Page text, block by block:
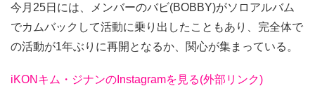
今月25日には、メンバーのバビ(BOBBY)がソロアルバム
でカムバックして活動に乗り出したこともあり、完全体で
の活動が1年ぶりに再開となるか、関心が集まっている。
iKONキム・ジナンのInstagramを見る(外部リンク)